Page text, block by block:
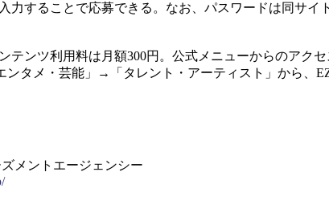
力することで応募できる。なお、パスワードは同サイ
テンツ利用料は月額300円。公式メニューからのアク
ンタメ・芸能」→「タレント・アーティスト」から、
メントエージェンシー